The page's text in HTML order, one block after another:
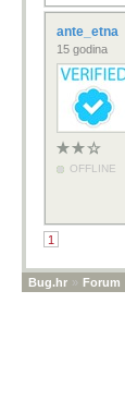
ante_etna
15 godina
OFFLINE
1
Bug.hr » Forum